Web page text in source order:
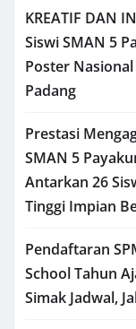
KREATIF DAN
Siswi SMAN 5
Poster Nasional
Padang
Prestasi
SMAN 5
Antarkan 26
Tinggi Impian
Pendaftaran
School Tahun
Simak Jadwal,